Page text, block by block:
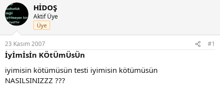
n
b
u
y
u
b
a
l
a
ş
l
a
n
g
ı
ç
t
a
r
HİDOŞ
Aktif Üye
Üye
23 Kasım 2007 #1
İyİmİsİn KÖtÜmÜsÜn
iyimisin kötümüsün testi iyimisin kötümüsün
NASILSINIZZZ ???